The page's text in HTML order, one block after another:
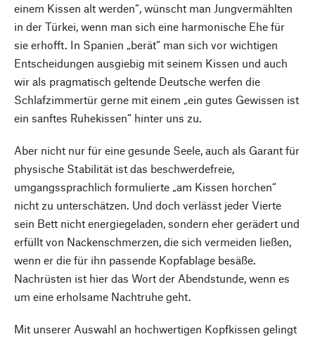
einem Kissen alt werden“, wünscht man Jungvermählten
in der Türkei, wenn man sich eine harmonische Ehe für
sie erhofft. In Spanien „berät“ man sich vor wichtigen
Entscheidungen ausgiebig mit seinem Kissen und auch
wir als pragmatisch geltende Deutsche werfen die
Schlafzimmertür gerne mit einem „ein gutes Gewissen ist
ein sanftes Ruhekissen“ hinter uns zu.
Aber nicht nur für eine gesunde Seele, auch als Garant für
physische Stabilität ist das beschwerdefreie,
umgangssprachlich formulierte „am Kissen horchen“
nicht zu unterschätzen. Und doch verlässt jeder Vierte
sein Bett nicht energiegeladen, sondern eher gerädert und
erfüllt von Nackenschmerzen, die sich vermeiden ließen,
wenn er die für ihn passende Kopfablage besäße.
Nachrüsten ist hier das Wort der Abendstunde, wenn es
um eine erholsame Nachtruhe geht.
Mit unserer Auswahl an hochwertigen Kopfkissen gelingt